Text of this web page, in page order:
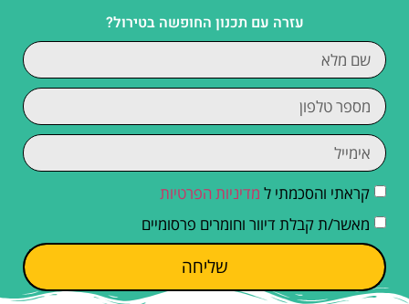
עזרה עם תכנון החופשה בטירול?
קראתי והסכמתי ל מדיניות הפרטיות
מאשר/ת קבלת דיוור וחומרים פרסומיים
שליחה